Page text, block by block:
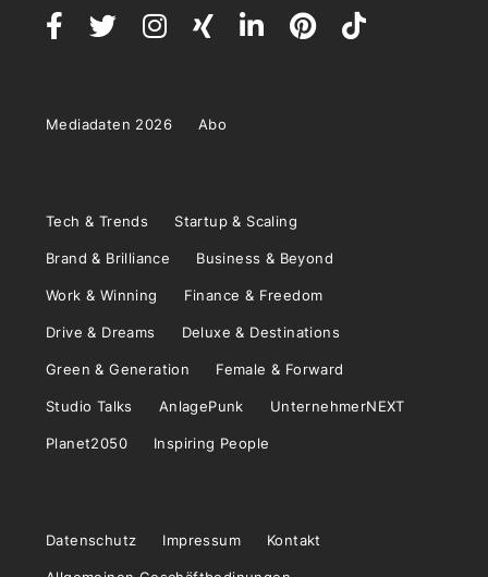
Mediadaten 2026 Abo
Tech & Trends Startup & Scaling
Brand & Brilliance Business & Beyond
Work & Winning Finance & Freedom
Drive & Dreams Deluxe & Destinations
Green & Generation Female & Forward
Studio Talks AnlagePunk UnternehmerNEXT
Planet2050 Inspiring People
Datenschutz Impressum Kontakt